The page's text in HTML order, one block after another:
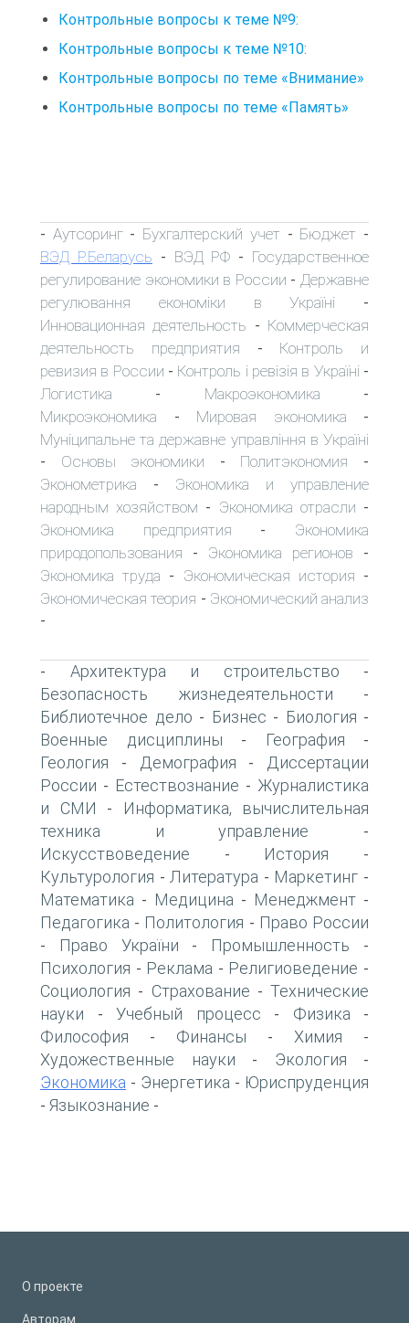
Контрольные вопросы к теме №9:
Контрольные вопросы к теме №10:
Контрольные вопросы по теме «Внимание»
Контрольные вопросы по теме «Память»
- Аутсоринг- Бухгалтерский учет - Бюджет -
ВЭД Р.Беларусь - ВЭД РФ - Государственное
регулирование экономики в России - Державне
регулювання економіки в Україні -
Инновационная деятельность - Коммерческая
деятельность предприятия - Контроль и
ревизия в России - Контроль і ревізія в Україні -
Логистика - Макроэкономика -
Микроэкономика - Мировая экономика -
Муніципальне та державне управління в Україні
- Основы экономики - Политэкономия -
Эконометрика - Экономика и управление
народным хозяйством - Экономика отрасли -
Экономика предприятия - Экономика
природопользования - Экономика регионов -
Экономика труда - Экономическая история -
Экономическая теория - Экономический анализ
-
- Архитектура и строительство -
Безопасность жизнедеятельности -
Библиотечное дело - Бизнес - Биология -
Военные дисциплины - География -
Геология - Демография -
Диссертации
России - Естествознание - Журналистика
и СМИ -
Информатика, вычислительная
техника и управление -
Искусствоведение - История -
Культурология - Литература - Маркетинг -
Математика - Медицина - Менеджмент -
Педагогика - Политология - Право России
- Право України - Промышленность -
Психология - Реклама - Религиоведение -
Социология - Страхование - Технические
науки - Учебный процесс - Физика -
Философия - Финансы - Химия -
Художественные науки - Экология -
Экономика - Энергетика - Юриспруденция
- Языкознание -
О проекте
Авторам